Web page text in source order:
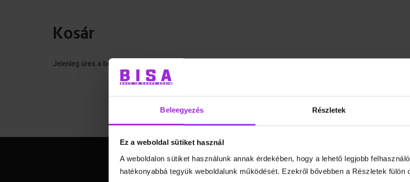
Beleegyezés Részletek
Ez a weboldal sütiket használ
A weboldalon sütiket használunk annak érdekében, hogy a lehető legjobb
hatékonyabbá tegyük weboldalunk működését. Ezekről bővebben a Részletek fülön
Kosár
Jelenleg üres a bevásárlókosár.